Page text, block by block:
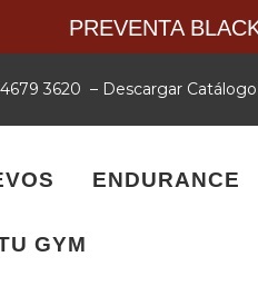
PREVENTA
3620 – Descargar Catálogo
ENDURANCE
GYM